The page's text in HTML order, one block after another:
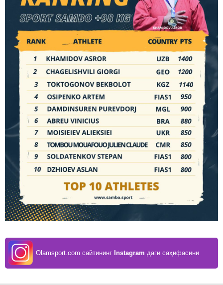
Olamsport.com сайтининг Instagram даги саҳифасини